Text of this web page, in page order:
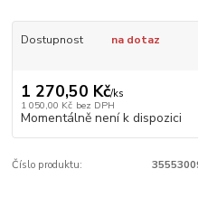
Dostupnost na dotaz
1 270,50 Kč/ks
1 050,00 Kč bez DPH
Momentálně není k dispozici
Číslo produktu: